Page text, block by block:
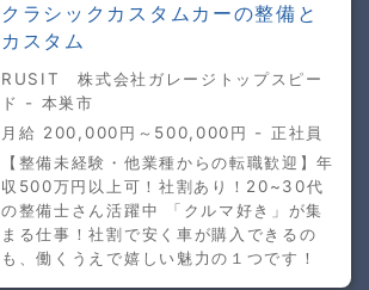
クラシックカスタムカーの整備と
カスタム
RUSIT 株式会社ガレージトップスピー
ド - 本巣市
月給 200,000円～500,000円 - 正社員
【整備未経験・他業種からの転職歓迎】年
収500万円以上可！社割あり！20~30代
の整備士さん活躍中 「クルマ好き」が集
まる仕事！社割で安く車が購入できるの
も、働くうえで嬉しい魅力の１つです！